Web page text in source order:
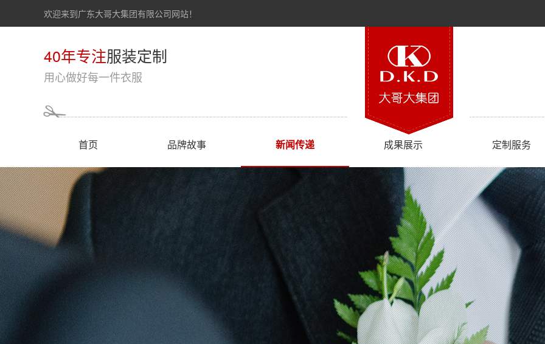
欢迎来到广东大哥大集团有限公司网站！
40年专注服装定制
用心做好每一件衣服
首页 品牌故事 新闻传递 成果展示 定制服务